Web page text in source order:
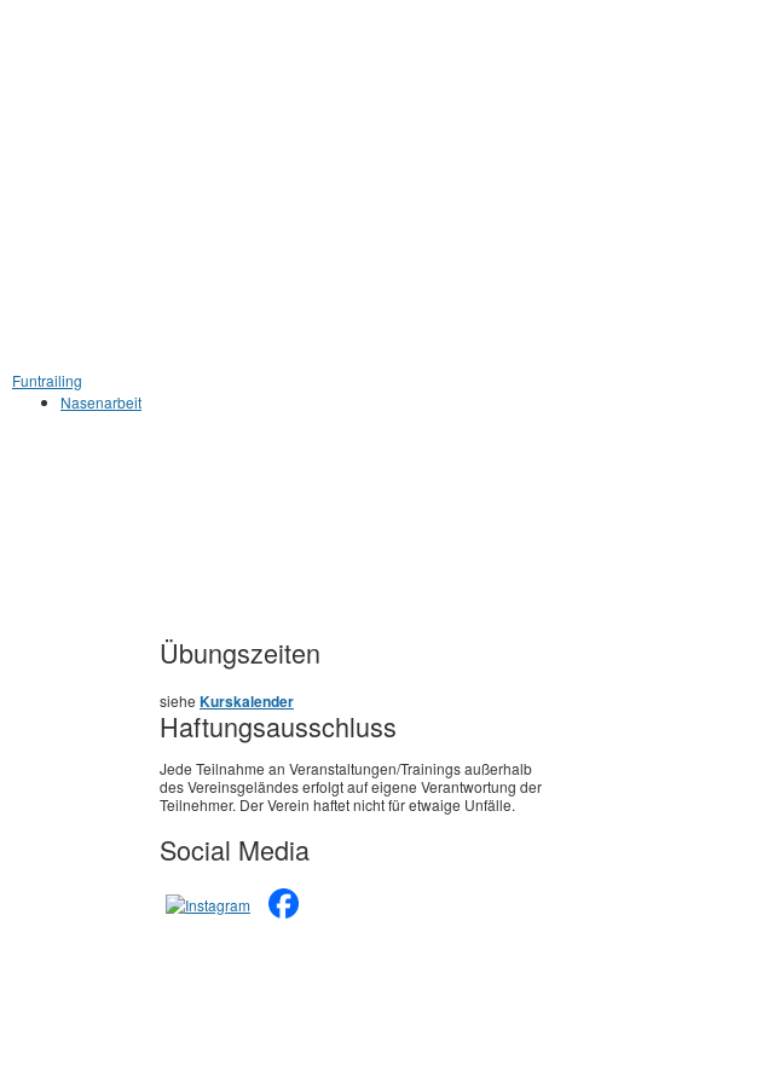
Funtrailing
Nasenarbeit
Übungszeiten
siehe Kurskalender
Haftungsausschluss
Jede Teilnahme an Veranstaltungen/Trainings außerhalb
des Vereinsgeländes erfolgt auf eigene Verantwortung der
Teilnehmer. Der Verein haftet nicht für etwaige Unfälle.
Social Media